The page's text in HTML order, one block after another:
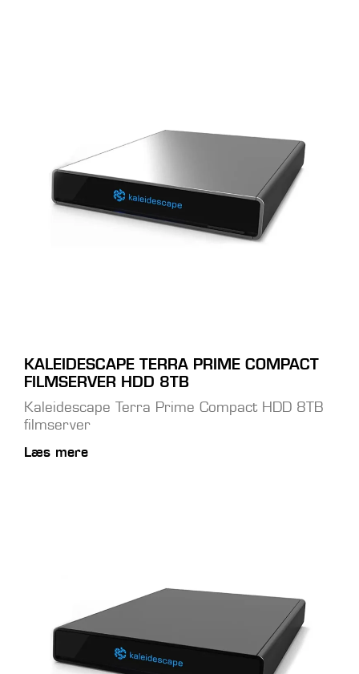
KALEIDESCAPE TERRA PRIME COMPACT
FILMSERVER HDD 8TB
Kaleidescape Terra Prime Compact HDD 8TB
filmserver
Læs mere